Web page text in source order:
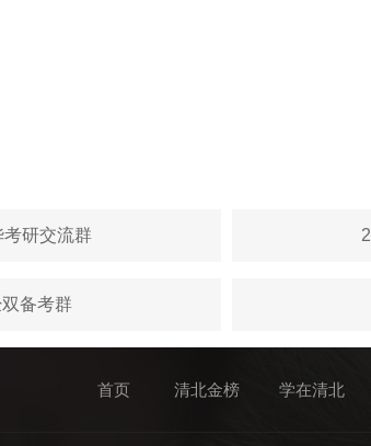
考研交流群
备考群
首页 清北金榜 学在清北